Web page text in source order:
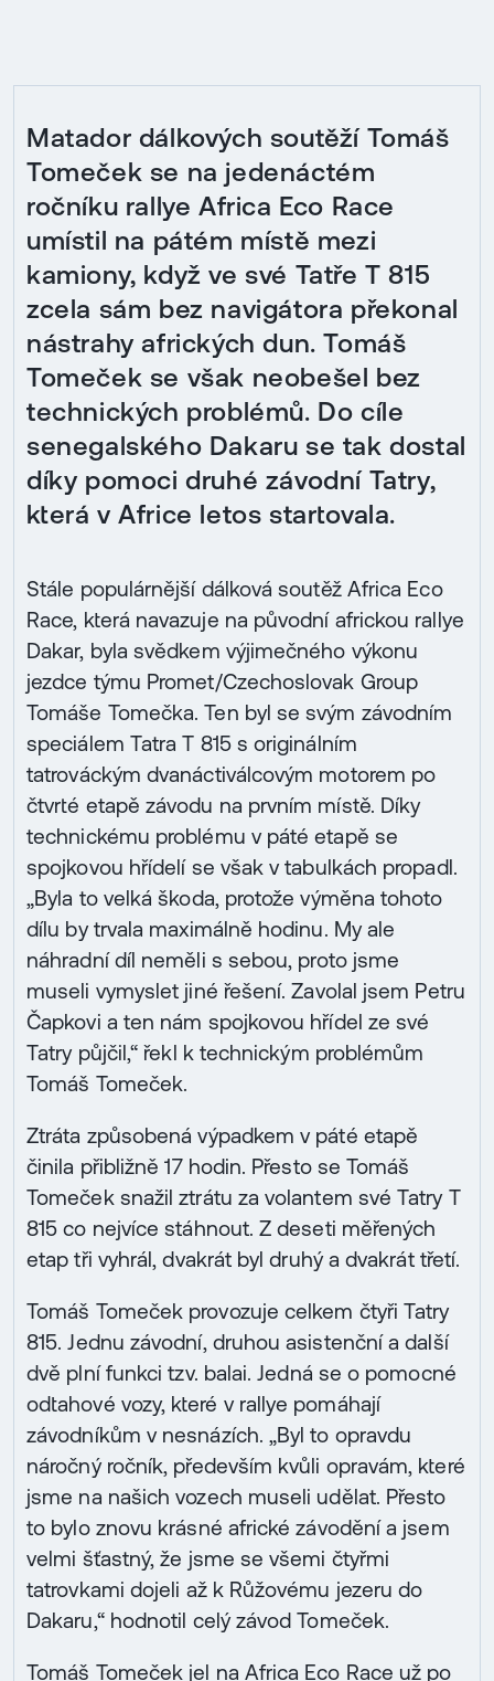
Matador dálkových soutěží Tomáš
Tomeček se na jedenáctém
ročníku rallye Africa Eco Race
umístil na pátém místě mezi
kamiony, když ve své Tatře T 815
zcela sám bez navigátora překonal
nástrahy afrických dun. Tomáš
Tomeček se však neobešel bez
technických problémů. Do cíle
senegalského Dakaru se tak dostal
díky pomoci druhé závodní Tatry,
která v Africe letos startovala.
Stále populárnější dálková soutěž Africa Eco
Race, která navazuje na původní africkou rallye
Dakar, byla svědkem výjimečného výkonu
jezdce týmu Promet/Czechoslovak Group
Tomáše Tomečka. Ten byl se svým závodním
speciálem Tatra T 815 s originálním
tatrováckým dvanáctiválcovým motorem po
čtvrté etapě závodu na prvním místě. Díky
technickému problému v páté etapě se
spojkovou hřídelí se však v tabulkách propadl.
„Byla to velká škoda, protože výměna tohoto
dílu by trvala maximálně hodinu. My ale
náhradní díl neměli s sebou, proto jsme
museli vymyslet jiné řešení. Zavolal jsem Petru
Čapkovi a ten nám spojkovou hřídel ze své
Tatry půjčil,“ řekl k technickým problémům
Tomáš Tomeček.
Ztráta způsobená výpadkem v páté etapě
činila přibližně 17 hodin. Přesto se Tomáš
Tomeček snažil ztrátu za volantem své Tatry T
815 co nejvíce stáhnout. Z deseti měřených
etap tři vyhrál, dvakrát byl druhý a dvakrát třetí.
Tomáš Tomeček provozuje celkem čtyři Tatry
815. Jednu závodní, druhou asistenční a další
dvě plní funkci tzv. balai. Jedná se o pomocné
odtahové vozy, které v rallye pomáhají
závodníkům v nesnázích. „Byl to opravdu
náročný ročník, především kvůli opravám, které
jsme na našich vozech museli udělat. Přesto
to bylo znovu krásné africké závodění a jsem
velmi šťastný, že jsme se všemi čtyřmi
tatrovkami dojeli až k Růžovému jezeru do
Dakaru,“ hodnotil celý závod Tomeček.
Tomáš Tomeček jel na Africa Eco Race už po